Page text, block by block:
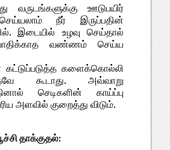
வருடங்களுக்கு ஊடுபயிர்
செய்யலாம் நீர் இருப்பதின்
இடையில் உழவு செய்தால்
வண்ணம் செய்ய
களைக்கொல்லி
கூடாது. அவ்வாறு
செடிகளின் காய்ப்பு
அளவில் குறைத்து விடும்.
தாக்குதல்: